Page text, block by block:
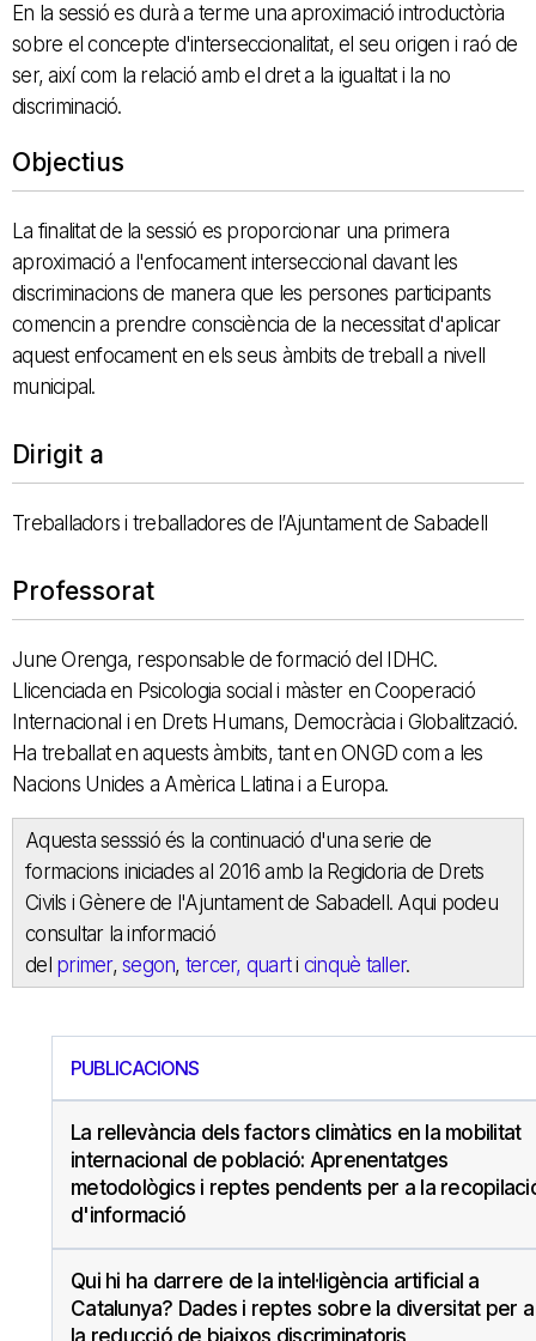
En la sessió es durà a terme una aproximació introductòria
sobre el concepte d'interseccionalitat, el seu origen i raó de
ser, així com la relació amb el dret a la igualtat i la no
discriminació.
Objectius
La finalitat de la sessió es proporcionar una primera
aproximació a l'enfocament interseccional davant les
discriminacions de manera que les persones participants
comencin a prendre consciència de la necessitat d'aplicar
aquest enfocament en els seus àmbits de treball a nivell
municipal.
Dirigit a
Treballadors i treballadores de l’Ajuntament de Sabadell
Professorat
June Orenga, responsable de formació del IDHC.
Llicenciada en Psicologia social i màster en Cooperació
Internacional i en Drets Humans, Democràcia i Globalització.
Ha treballat en aquests àmbits, tant en ONGD com a les
Nacions Unides a Amèrica Llatina i a Europa.
Aquesta sesssió és la continuació d'una serie de
formacions iniciades al 2016 amb la Regidoria de Drets
Civils i Gènere de l'Ajuntament de Sabadell. Aqui podeu
consultar la informació
del primer, segon, tercer, quarti cinquè taller.
PUBLICACIONS
La rellevància dels factors climàtics en la mobilitat
internacional de població: Aprenentatges
metodològics i reptes pendents per a la
d'informació
Qui hi ha darrere de la intel·ligència artificial a
Catalunya? Dades i reptes sobre la diversitat per a